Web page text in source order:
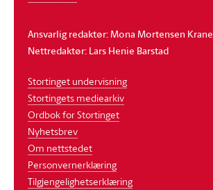
Ansvarlig redaktør: Mona Mortensen Krane
Nettredaktør: Lars Henie Barstad
Stortinget undervisning
Stortingets mediearkiv
Ordbok for Stortinget
Nyhetsbrev
Om nettstedet
Personvernerklæring
Tilgjengelighetserklæring